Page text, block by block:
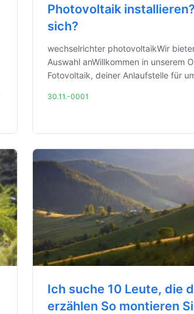
Photovoltaik
sich?
wechselrichter photovoltaikWir
Auswahl anWillkommen in unserem
Fotovoltaik, deiner Anlaufstelle für
30.11.-0001
Ich suche 10 Leute, die
erzählen So montieren